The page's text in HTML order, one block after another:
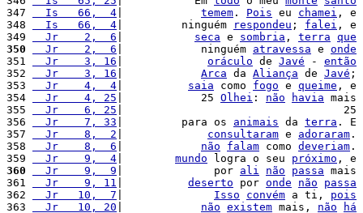
347
  Is   66,  4
temem . Pois eu chamei , e
348
  Is   66,  4
|         ninguém respondeu ; falei , e
349
  Jr    2,  6
seca e sombria , terra que
350
  Jr    2,  6
|            ninguém atravessa e onde
351
  Jr    3, 16
oráculo de Javé - então
352
  Jr    3, 16
Arca da Aliança de Javé ;
353
  Jr    4,  4
saia como fogo e queime , e
354
  Jr    4, 25
|            25 Olhei : não havia mais
355
  Jr    6, 25
|                                  25
356
  Jr    7, 33
|         para os animais da terra . E
357
  Jr    8,  2
consultaram e adoraram .
358
  Jr    8,  6
não falam como deveriam .
359
  Jr    9,  4
mundo logra o seu próximo , e
360
  Jr    9,  9
|              por ali não passa mais
361
  Jr    9, 11
deserto por onde não
passa
362
  Jr   10,  7
Isso convém a ti, pois
363
  Jr   10, 20
não existem mais, não
há